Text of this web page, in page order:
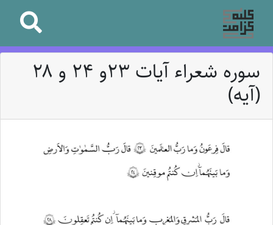
سوره شعراء آیات ۲۳و ۲۴ و ۲۸
(آیه)